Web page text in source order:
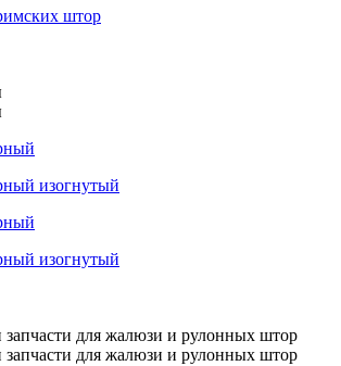
штор
изогнутый
изогнутый
для жалюзи и рулонных штор
для жалюзи и рулонных штор